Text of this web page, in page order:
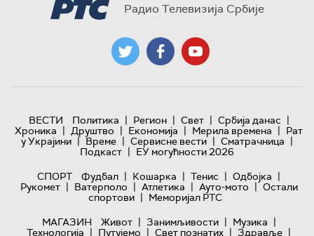
Радио Телевизија Србије
ВЕСТИ Политика | Регион | Свет | Србија данас |
Хроника | Друштво | Економија | Мерила времена | Рат
у Украјини | Време | Сервисне вести | Сматрачница |
Подкаст | ЕУ могућности 2026
СПОРТ
Фудбал | Кошарка | Тенис | Одбојка |
Рукомет | Ватерполо | Атлетика | Ауто-мото | Остали
спортови | Меморијал РТС
МАГАЗИН
Живот | Занимљивости | Музика |
Технологијa | Путујемо | Свет познатих | Здравље |